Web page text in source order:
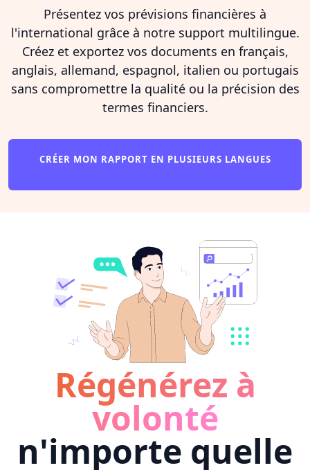
Présentez vos prévisions financières à
l'international grâce à notre support multilingue.
Créez et exportez vos documents en français,
anglais, allemand, espagnol, italien ou portugais
sans compromettre la qualité ou la précision des
termes financiers.
CRÉER MON RAPPORT EN PLUSIEURS LANGUES
Régénérez à
volonté
n'importe quelle